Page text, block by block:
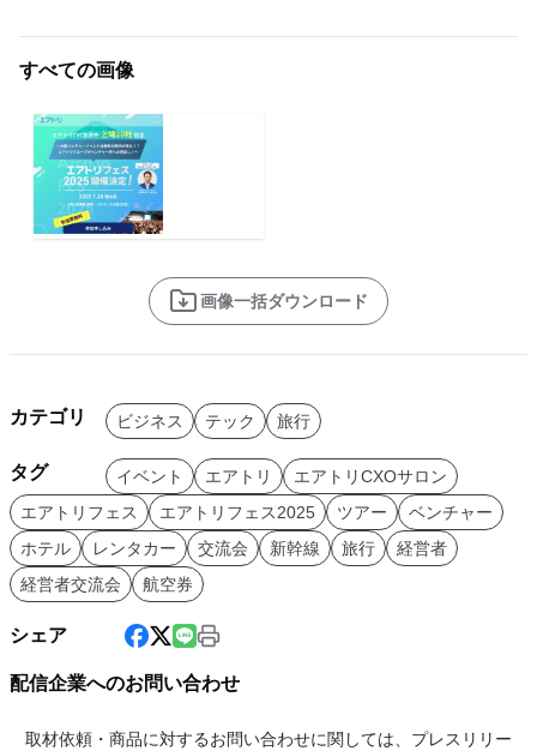
すべての画像
画像一括ダウンロード
カテゴリ ビジネス テック 旅行
タグ イベント エアトリ
エアトリCXOサロン
エアトリフェス
エアトリフェス2025 ツアー
ベンチャー
ホテル
レンタカー 交流会 新幹線 旅行
経営者
経営者交流会
航空券
シェア
配信企業へのお問い合わせ
取材依頼・商品に対するお問い合わせに関しては、プレスリリー